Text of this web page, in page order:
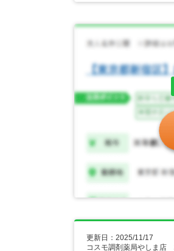
更新日：2025/11/17
コスモ調剤薬局やしま店